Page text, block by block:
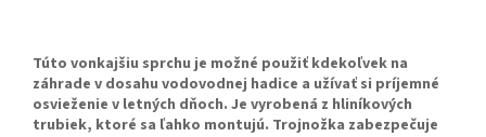
Túto vonkajšiu sprchu je možné použiť kdekoľvek na
záhrade v dosahu vodovodnej hadice a užívať si príjemné
osvieženie v letných dňoch. Je vyrobená z hliníkových
trubiek, ktoré sa ľahko montujú. Trojnožka zabezpečuje